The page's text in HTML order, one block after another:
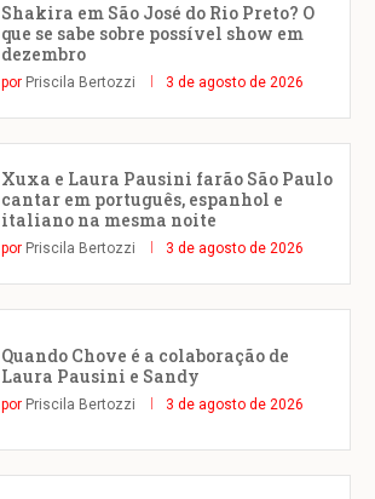
Shakira em São José do Rio Preto? O
que se sabe sobre possível show em
dezembro
por Priscila Bertozzi 3 de agosto de 2026
Xuxa e Laura Pausini farão São Paulo
cantar em português, espanhol e
italiano na mesma noite
por Priscila Bertozzi 3 de agosto de 2026
Quando Chove é a colaboração de
Laura Pausini e Sandy
por Priscila Bertozzi 3 de agosto de 2026